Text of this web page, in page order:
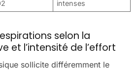
intenses
selon la
et l’intensité de l’effort
sollicite différemment le